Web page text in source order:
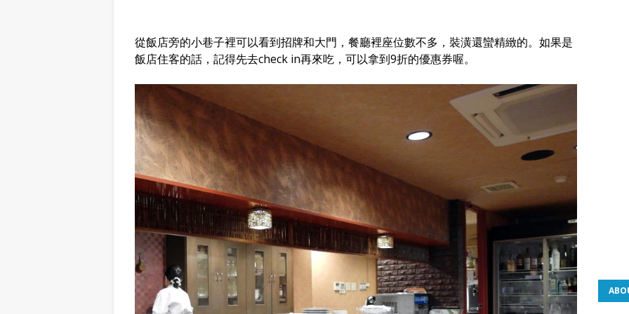
從飯店旁的小巷子裡可以看到招牌和大門，餐廳裡座位數不多，裝潢還蠻精緻的。如果是
飯店住客的話，記得先去check in再來吃，可以拿到9折的優惠券喔。